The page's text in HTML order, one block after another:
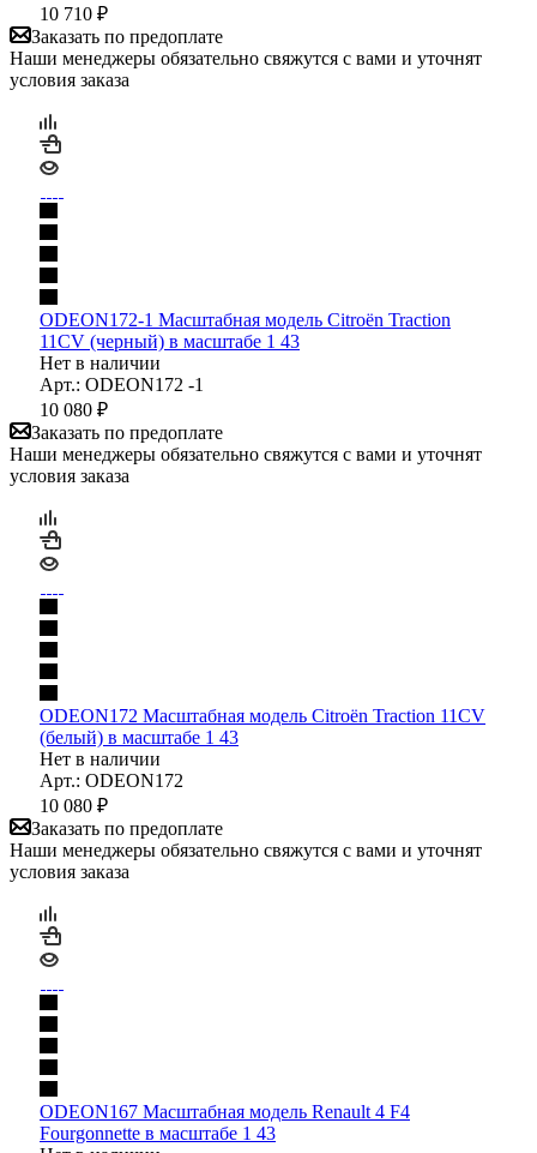
10 710 ₽
Заказать по предоплате
Наши менеджеры обязательно свяжутся с вами и уточнят
условия заказа
ODEON172-1 Масштабная модель Citroën Traction
11CV (черный) в масштабе 1 43
Нет в наличии
Арт.: ODEON172 -1
10 080 ₽
Заказать по предоплате
Наши менеджеры обязательно свяжутся с вами и уточнят
условия заказа
ODEON172 Масштабная модель Citroën Traction 11CV
(белый) в масштабе 1 43
Нет в наличии
Арт.: ODEON172
10 080 ₽
Заказать по предоплате
Наши менеджеры обязательно свяжутся с вами и уточнят
условия заказа
ODEON167 Масштабная модель Renault 4 F4
Fourgonnette в масштабе 1 43